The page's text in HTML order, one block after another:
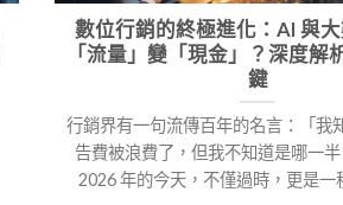
數位行銷的終極進化：AI 與
「流量」變「現金」？深度解
鍵
行銷界有一句流傳百年的名言：「我
告費被浪費了，但我不知道是哪一
2026 年的今天，不僅過時，更是一